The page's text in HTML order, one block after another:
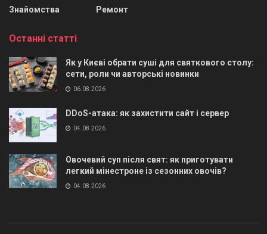
Знайомства
Ремонт
Останні статті
Як у Києві обрати суші для святкового столу:
сети, роли чи авторські новинки
06.08.2026
DDoS-атака: як захистити сайт і сервер
04.08.2026
Овочевий суп після свят: як приготувати
легкий мінестроне із сезонних овочів?
04.08.2026